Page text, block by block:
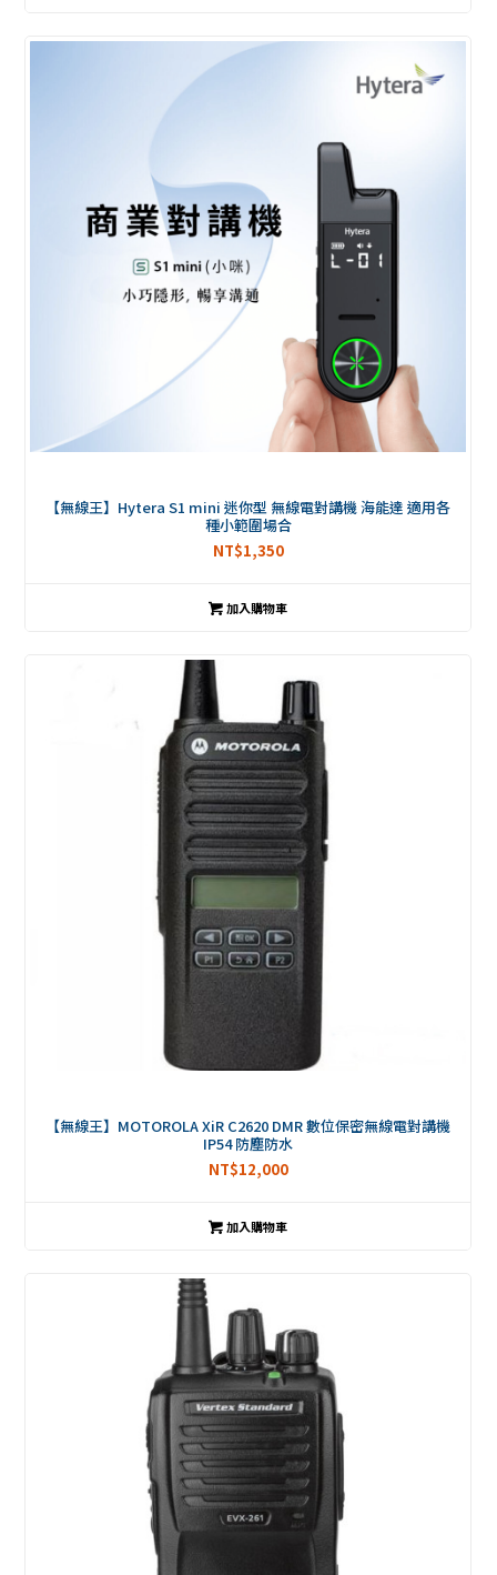
【無線王】Hytera S1 mini 迷你型 無線電對講機 海能達 適用各
種小範圍場合
NT$1,350
加入購物車
【無線王】MOTOROLA XiR C2620 DMR 數位保密無線電對講機
IP54 防塵防水
NT$12,000
加入購物車